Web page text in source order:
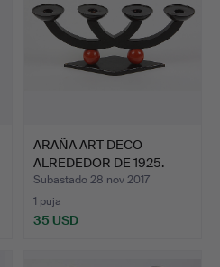
ARAÑA ART DECO
ALREDEDOR DE 1925.
Subastado 28 nov 2017
1 puja
35 USD